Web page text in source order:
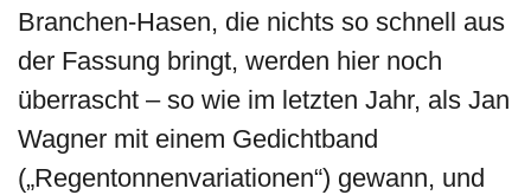
Branchen-Hasen, die nichts so schnell aus
der Fassung bringt, werden hier noch
überrascht – so wie im letzten Jahr, als Jan
Wagner mit einem Gedichtband
(„Regentonnenvariationen“) gewann, und